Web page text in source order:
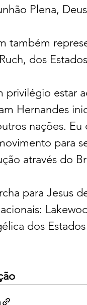
Plena,
também
dos
privilégio estar
Hernandes
nações.
para
através do
para Jesus
dos